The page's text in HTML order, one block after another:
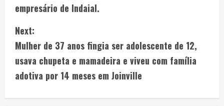
empresário de Indaial.
Next:
Mulher de 37 anos fingia ser adolescente de 12,
usava chupeta e mamadeira e viveu com família
adotiva por 14 meses em Joinville